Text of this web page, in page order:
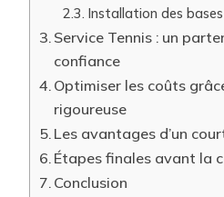
Installation des bases
Service Tennis : un
confiance
Optimiser les coûts
rigoureuse
Les avantages d’un
Étapes finales avant la
Conclusion